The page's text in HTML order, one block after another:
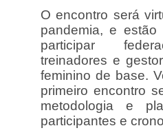
O encontro será
pandemia, e estão
participar
treinadores e
feminino de base.
primeiro encontro
metodologia e
participantes e